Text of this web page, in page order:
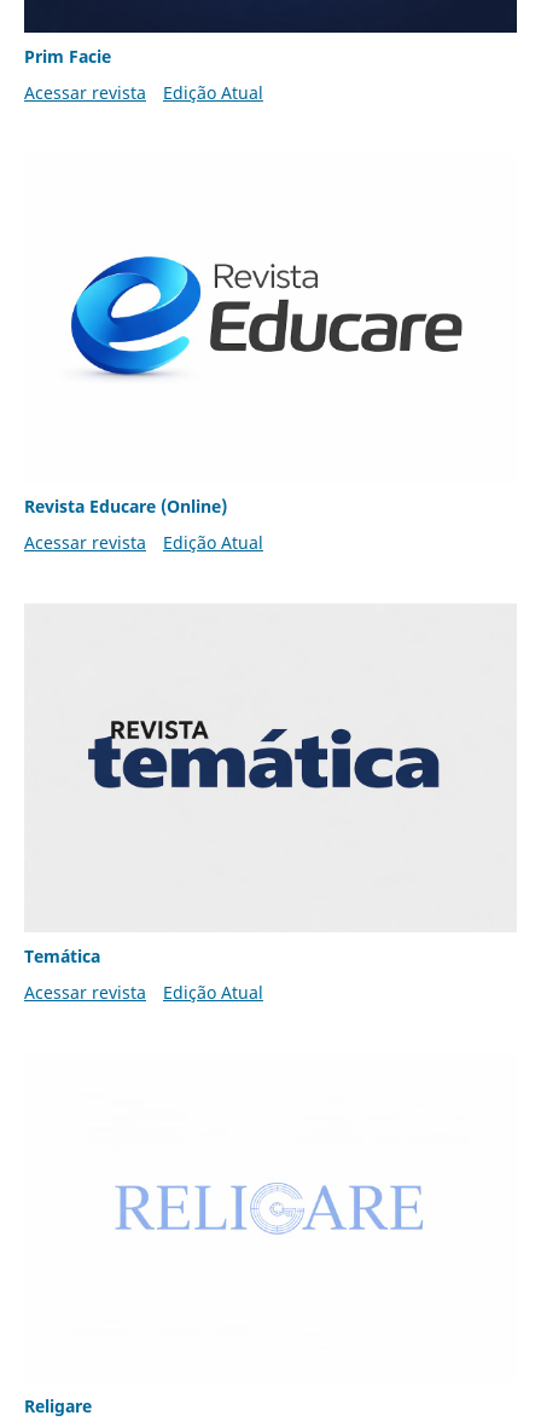
Prim Facie
Acessar revista
Edição Atual
Revista Educare (Online)
Acessar revista
Edição Atual
Temática
Acessar revista
Edição Atual
Religare